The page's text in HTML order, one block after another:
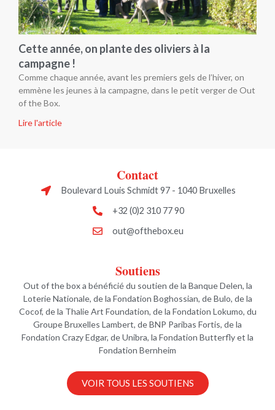
Cette année, on plante des oliviers à la
campagne !
Comme chaque année, avant les premiers gels de l’hiver, on
emmène les jeunes à la campagne, dans le petit verger de Out
of the Box.
Lire l'article
Contact
Boulevard Louis Schmidt 97 - 1040 Bruxelles
+32 (0)2 310 77 90
out@ofthebox.eu
Soutiens
Out of the box a bénéficié du soutien de la Banque Delen, la
Loterie Nationale, de la Fondation Boghossian, de Bulo, de la
Cocof, de la Thalie Art Foundation, de la Fondation Lokumo, du
Groupe Bruxelles Lambert, de BNP Paribas Fortis, de la
Fondation Crazy Edgar, de Unibra, la Fondation Butterfly et la
Fondation Bernheim
VOIR TOUS LES SOUTIENS